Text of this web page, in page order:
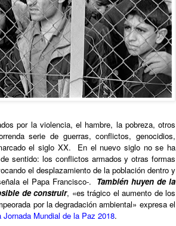
por la violencia, el hambre, la pobreza, otros
serie de guerras, conflictos, genocidios,
el siglo XX.
En el nuevo siglo no se ha
sentido: los conflictos armados y otras formas
el desplazamiento de la población dentro y
el Papa Francisco-. También huyen de la
de construir, «es trágico el aumento de los
por la degradación ambiental» expresa el
Jornada Mundial de la Paz 2018.